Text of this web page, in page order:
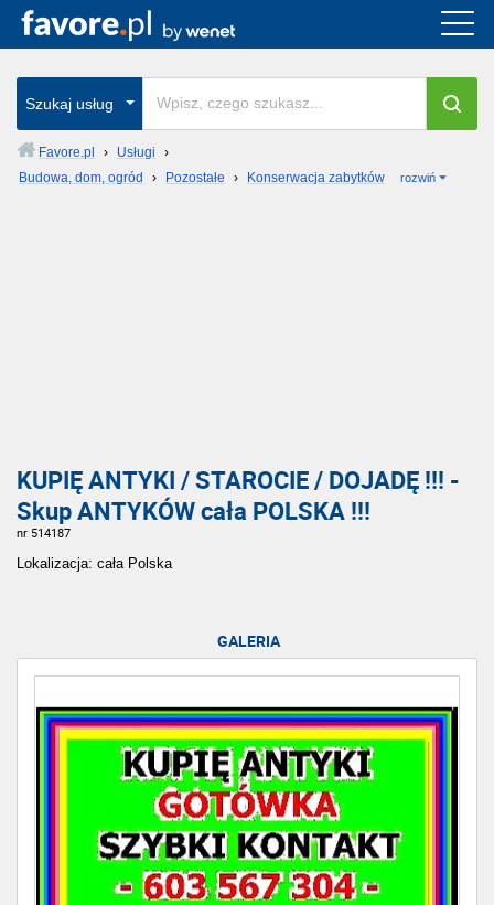
Szukaj usług
Favore.pl › Usługi
›
Budowa, dom, ogród
› Pozostałe › Konserwacja zabytków rozwiń
KUPIĘ ANTYKI / STAROCIE / DOJADĘ !!! -
Skup ANTYKÓW cała POLSKA !!!
nr 514187
Lokalizacja: cała Polska
GALERIA